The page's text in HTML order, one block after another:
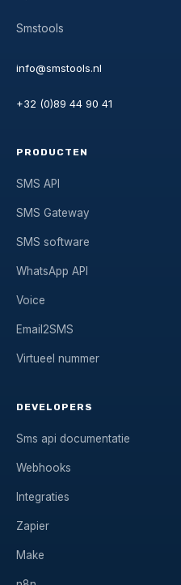
Smstools
info@smstools.nl
+32 (0)89 44 90 41
PRODUCTEN
SMS API
SMS Gateway
SMS software
WhatsApp API
Voice
Email2SMS
Virtueel nummer
DEVELOPERS
Sms api documentatie
Webhooks
Integraties
Zapier
Make